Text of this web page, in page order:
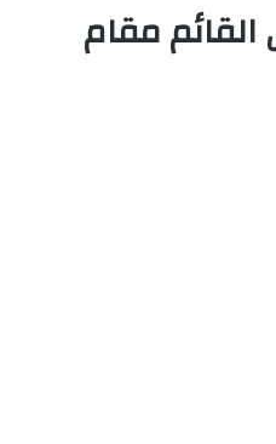
مقام